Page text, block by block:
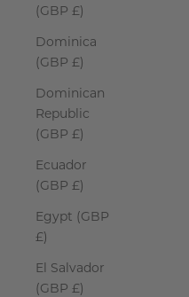
(GBP £)
Dominica
(GBP £)
Dominican
Republic
(GBP £)
Ecuador
(GBP £)
Egypt (GBP
£)
El Salvador
(GBP £)